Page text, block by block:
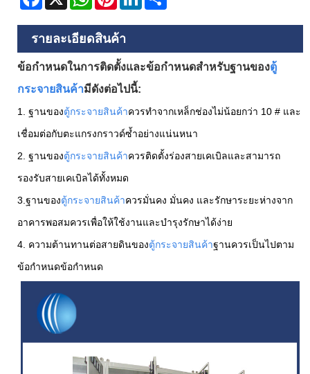
รายละเอียดสินค้า
ข้อกำหนดในการติดตั้งและข้อกำหนดสำหรับฐานของตู้
กระจายสินค้ามีดังต่อไปนี้:
1. ฐานของตู้กระจายสินค้าควรทำจากเหล็กช่องไม่น้อยกว่า 10 # และ
เชื่อมต่อกับตะแกรงกราวด์ซ้ำอย่างแน่นหนา
2. ฐานของตู้กระจายสินค้าควรติดตั้งร่องสายเคเบิลและสามารถ
รองรับสายเคเบิลได้ทั้งหมด
3.ฐานของตู้กระจายสินค้าควรมั่นคง มั่นคง และรักษาระยะห่างจาก
อาคารพอสมควรเพื่อให้ใช้งานและบำรุงรักษาได้ง่าย
4. ความต้านทานต่อสายดินของตู้กระจายสินค้าฐานควรเป็นไปตาม
ข้อกำหนดข้อกำหนด